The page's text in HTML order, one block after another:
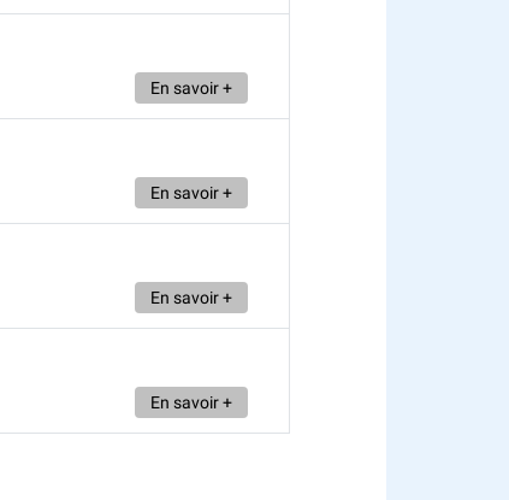
En savoir +
En savoir +
En savoir +
En savoir +